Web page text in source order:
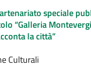
speciale
“Galleria
la città”
Culturali